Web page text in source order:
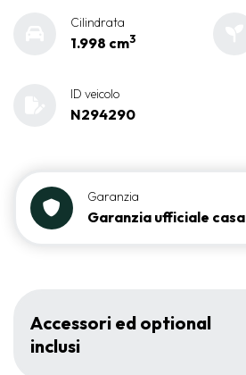
Cilindrata
1.998 cm3
ID veicolo
N294290
Garanzia
Garanzia ufficiale casa
Accessori ed optional
inclusi